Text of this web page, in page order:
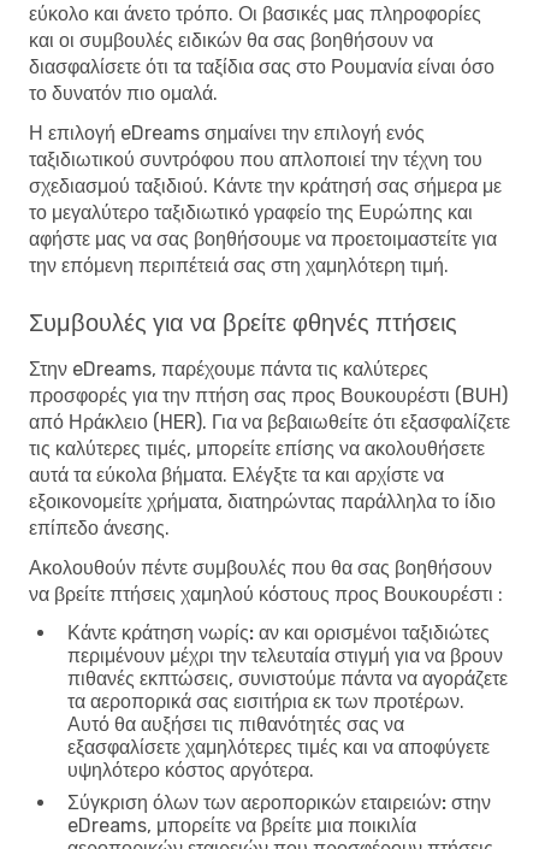
εύκολο και άνετο τρόπο. Οι βασικές μας πληροφορίες
και οι συμβουλές ειδικών θα σας βοηθήσουν να
διασφαλίσετε ότι τα ταξίδια σας στο Ρουμανία είναι όσο
το δυνατόν πιο ομαλά.
Η επιλογή eDreams σημαίνει την επιλογή ενός
ταξιδιωτικού συντρόφου που απλοποιεί την τέχνη του
σχεδιασμού ταξιδιού. Κάντε την κράτησή σας σήμερα με
το μεγαλύτερο ταξιδιωτικό γραφείο της Ευρώπης και
αφήστε μας να σας βοηθήσουμε να προετοιμαστείτε για
την επόμενη περιπέτειά σας στη χαμηλότερη τιμή.
Συμβουλές για να βρείτε φθηνές πτήσεις
Στην eDreams, παρέχουμε πάντα τις καλύτερες
προσφορές για την πτήση σας προς Βουκουρέστι (BUH)
από Ηράκλειο (HER). Για να βεβαιωθείτε ότι εξασφαλίζετε
τις καλύτερες τιμές, μπορείτε επίσης να ακολουθήσετε
αυτά τα εύκολα βήματα. Ελέγξτε τα και αρχίστε να
εξοικονομείτε χρήματα, διατηρώντας παράλληλα το ίδιο
επίπεδο άνεσης.
Ακολουθούν πέντε συμβουλές που θα σας βοηθήσουν
να βρείτε πτήσεις χαμηλού κόστους προς Βουκουρέστι :
Κάντε κράτηση νωρίς: αν και ορισμένοι ταξιδιώτες
περιμένουν μέχρι την τελευταία στιγμή για να βρουν
πιθανές εκπτώσεις, συνιστούμε πάντα να αγοράζετε
τα αεροπορικά σας εισιτήρια εκ των προτέρων.
Αυτό θα αυξήσει τις πιθανότητές σας να
εξασφαλίσετε χαμηλότερες τιμές και να αποφύγετε
υψηλότερο κόστος αργότερα.
Σύγκριση όλων των αεροπορικών εταιρειών: στην
eDreams, μπορείτε να βρείτε μια ποικιλία